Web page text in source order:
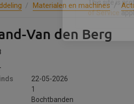
Materialen en machines
Van den Berg
22-05-2026
1
Bochtbanden
Ik heb het
Versturen